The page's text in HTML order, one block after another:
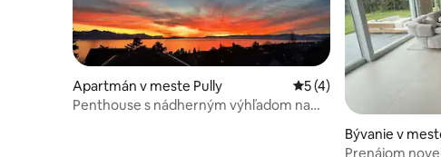
Apartmán v meste Pully Priemerné
5 (4)
Penthouse s nádherným výhľadom na
Bývanie v
Prenájom